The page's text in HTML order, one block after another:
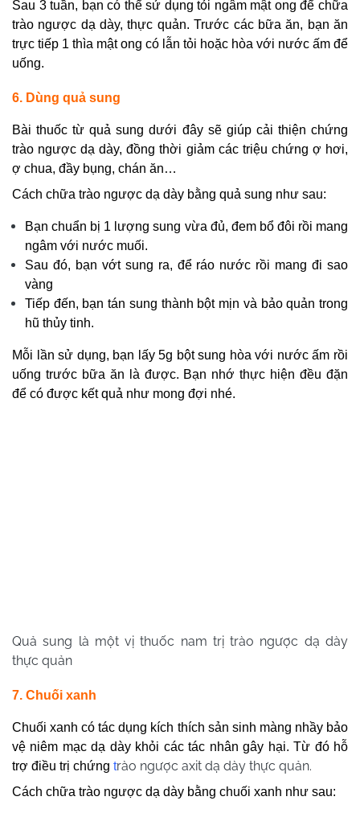
Sau 3 tuần, bạn có thể sử dụng tỏi ngâm mật ong để chữa
trào ngược dạ dày, thực quản. Trước các bữa ăn, bạn ăn
trực tiếp 1 thìa mật ong có lẫn tỏi hoặc hòa với nước ấm để
uống.
6. Dùng quả sung
Bài thuốc từ quả sung dưới đây sẽ giúp cải thiện chứng
trào ngược dạ dày, đồng thời giảm các triệu chứng ợ hơi,
ợ chua, đầy bụng, chán ăn…
Cách chữa trào ngược dạ dày bằng quả sung như sau:
Bạn chuẩn bị 1 lượng sung vừa đủ, đem bổ đôi rồi mang
ngâm với nước muối.
Sau đó, bạn vớt sung ra, để ráo nước rồi mang đi sao
vàng
Tiếp đến, bạn tán sung thành bột mịn và bảo quản trong
hũ thủy tinh.
Mỗi lần sử dụng, bạn lấy 5g bột sung hòa với nước ấm rồi
uống trước bữa ăn là được. Bạn nhớ thực hiện đều đặn
để có được kết quả như mong đợi nhé.
Quả sung là một vị thuốc nam trị trào ngược dạ dày
thực quản
7. Chuối xanh
Chuối xanh có tác dụng kích thích sản sinh màng nhầy bảo
vệ niêm mạc dạ dày khỏi các tác nhân gây hại. Từ đó hỗ
trợ điều trị chứng trào ngược axit dạ dày thực quản.
Cách chữa trào ngược dạ dày bằng chuối xanh như sau: